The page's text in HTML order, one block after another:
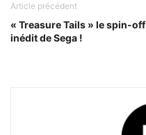
Article précédent
« Treasure Tails » le spin-off
inédit de Sega !